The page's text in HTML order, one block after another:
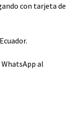
con tarjeta de
al